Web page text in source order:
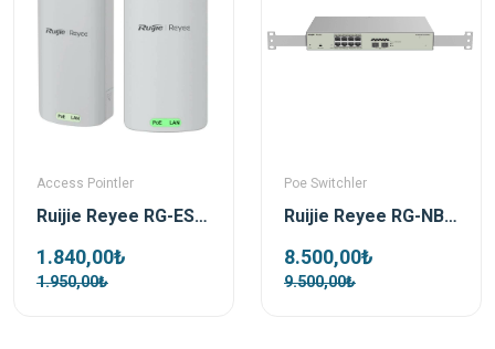
Access Pointler
Ruijie Reyee RG-EST100-E 2.4Ghz 300 Mbps Dış Ortam Noktadan Noktaya Acces Point (Kutu İçeriği 2 Adet )
1.840,00₺
1.950,00₺
Poe Switchler
Ruijie Reyee RG-NBS3100-8GT2SFP-P-V2 8 Portlu 10/100/1000 Gigabit + 2 Sfp 8 Port Poe L2 Yönetilebilir Switch
8.500,00₺
9.500,00₺